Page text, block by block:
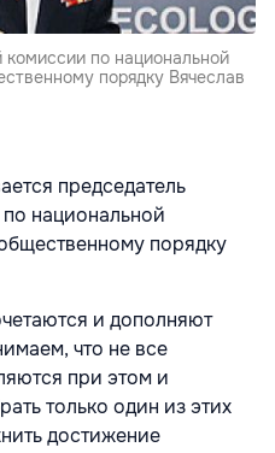
по национальной
порядку Вячеслав
председатель
национальной
порядку
и дополняют
что не все
при этом и
только один из этих
достижение